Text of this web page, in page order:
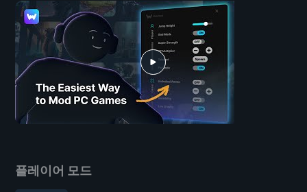
플레이어 모드